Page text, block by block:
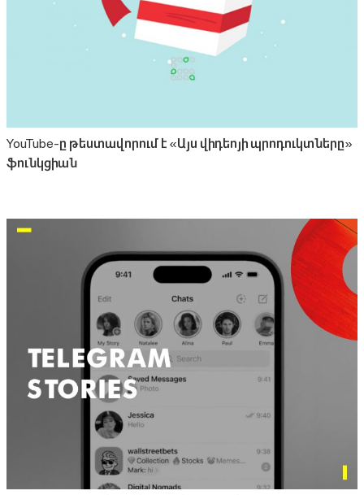
YouTube-ը թեստավորում է «Այս վիդեոյի պրոդուկտները»
ֆունկցիան